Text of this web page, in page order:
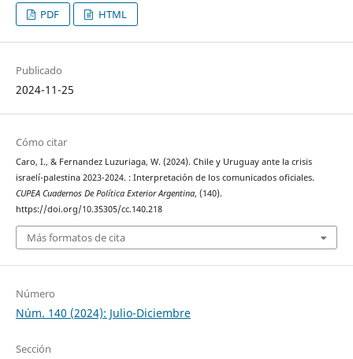
PDF HTML
Publicado
2024-11-25
Cómo citar
Caro, I., & Fernandez Luzuriaga, W. (2024). Chile y Uruguay ante la crisis
israelí-palestina 2023-2024. : Interpretación de los comunicados oficiales.
CUPEA Cuadernos De Política Exterior Argentina, (140).
https://doi.org/10.35305/cc.140.218
Más formatos de cita
Número
Núm. 140 (2024): Julio-Diciembre
Sección